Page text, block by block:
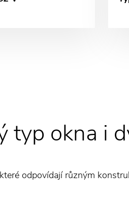
typ okna i
odpovídají různým